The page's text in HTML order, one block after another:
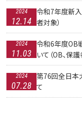
2024
12.14
令和7年度新
者対象）
2024
11.03
令和6年度OB
いて（OB、保
2024
07.28
第76回全日本
て